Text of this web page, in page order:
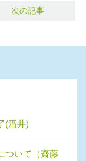
次の記事
(溝井)
ついて（齋藤